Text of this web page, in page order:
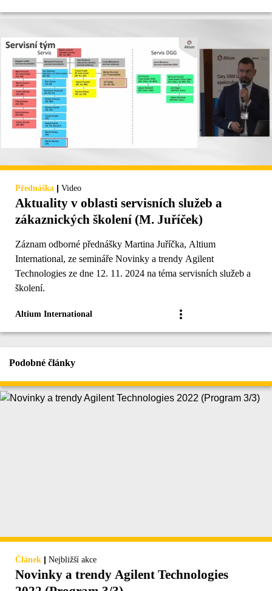
Přednáška | Video
Aktuality v oblasti servisních služeb a
zákaznických školení (M. Juříček)
Záznam odborné přednášky Martina Juříčka, Altium
International, ze semináře Novinky a trendy Agilent
Technologies ze dne 12. 11. 2024 na téma servisních služeb a
školení.
Altium International
Podobné články
Článek | Nejbližší akce
Novinky a trendy Agilent Technologies